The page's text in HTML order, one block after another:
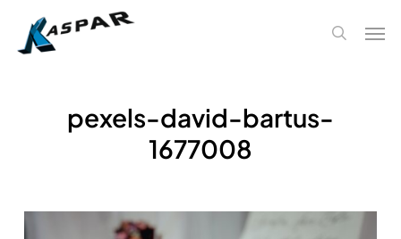
search
pexels-david-bartus-
1677008